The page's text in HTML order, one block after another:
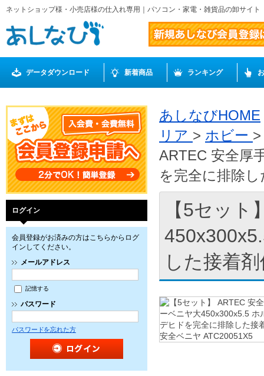
ネットショップ様・小売店様の仕入れ専用｜パソコン・家電・雑貨品の卸サイ
データダウンロード 新着商品 ランキング
ログイン
会員登録がお済みの方はこちらからログ
インしてください。
メールアドレス
記憶する
パスワード
パスワードを忘れた方
あしなびHOME
リア > ホビー
ARTEC 安全厚
を完全に排除
【5セッ
した接着